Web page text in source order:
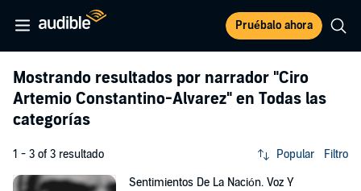
Pruébalo ahora
Mostrando resultados por narrador "Ciro
Artemio Constantino-Alvarez" en Todas las
categorías
1 - 3 of 3 resultado Popular Filtro
Sentimientos De La Nación. Voz Y